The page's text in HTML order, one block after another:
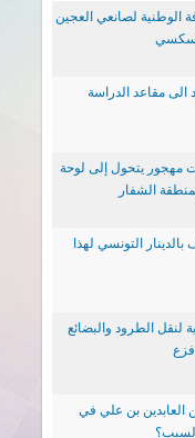
الوطنية لصانعي العجين
الى مقاعد الدراسة
مهجور يتحول إلى لوحة
الشفار
التونسي لهذا
لنقل الطرود والبضائع
العابدين بن علي في
السبب؟